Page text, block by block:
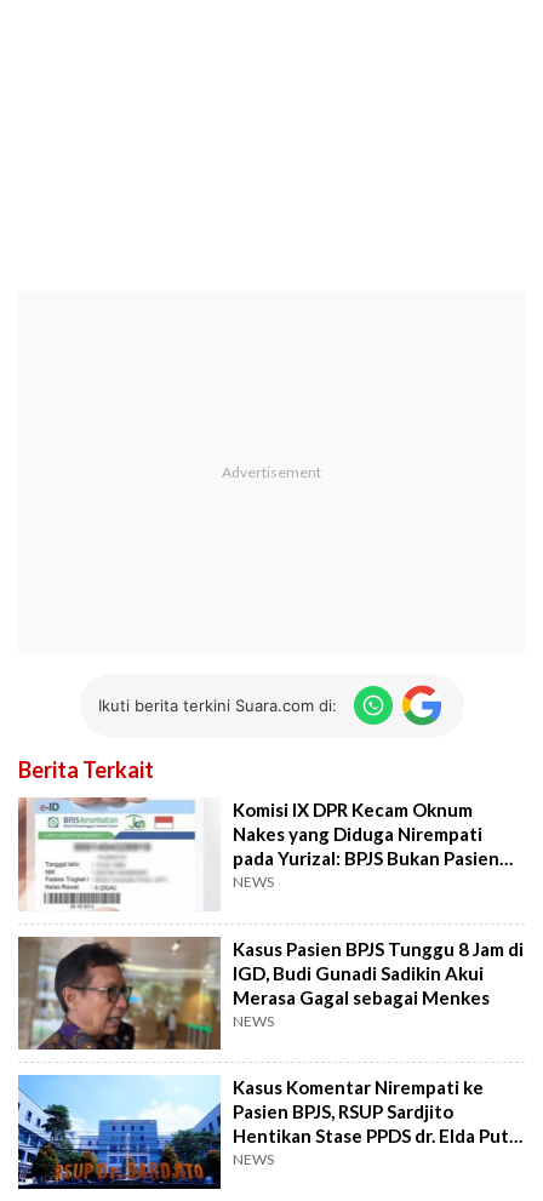
Ikuti berita terkini Suara.com di:
Berita Terkait
Komisi IX DPR Kecam Oknum
Nakes yang Diduga Nirempati
pada Yurizal: BPJS Bukan Pasien
Kelas Dua
NEWS
Kasus Pasien BPJS Tunggu 8 Jam di
IGD, Budi Gunadi Sadikin Akui
Merasa Gagal sebagai Menkes
NEWS
Kasus Komentar Nirempati ke
Pasien BPJS, RSUP Sardjito
Hentikan Stase PPDS dr. Elda Putri
Rahardini
NEWS